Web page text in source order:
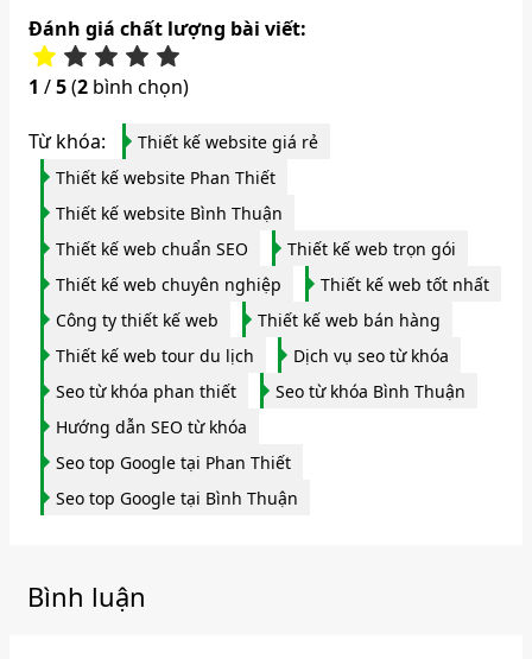
Đánh giá chất lượng bài viết:
1 /5(2 bình chọn)
Từ khóa:
Thiết kế website giá rẻ
Thiết kế website Phan Thiết
Thiết kế website Bình Thuận
Thiết kế web chuẩn SEO
Thiết kế web trọn gói
Thiết kế web chuyên nghiệp
Thiết kế web tốt nhất
Công ty thiết kế web
Thiết kế web bán hàng
Thiết kế web tour du lịch
Dịch vụ seo từ khóa
Seo từ khóa phan thiết
Seo từ khóa Bình Thuận
Hướng dẫn SEO từ khóa
Seo top Google tại Phan Thiết
Seo top Google tại Bình Thuận
Bình luận